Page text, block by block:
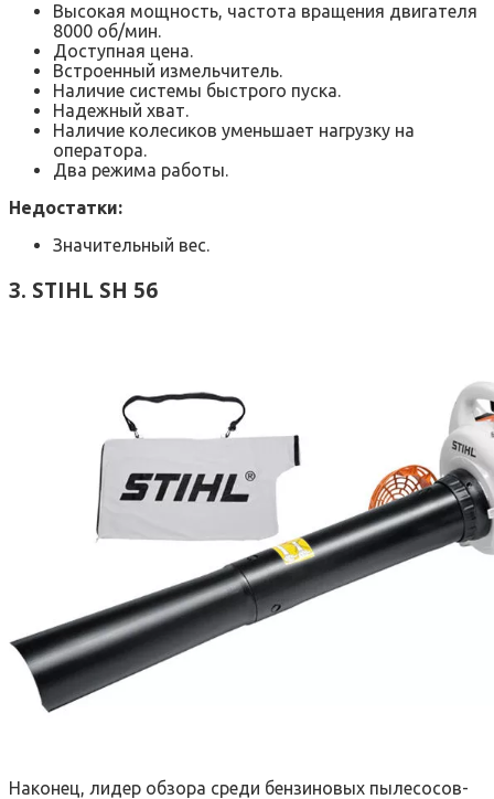
Высокая мощность, частота вращения двигателя
8000 об/мин.
Доступная цена.
Встроенный измельчитель.
Наличие системы быстрого пуска.
Надежный хват.
Наличие колесиков уменьшает нагрузку на
оператора.
Два режима работы.
Недостатки:
Значительный вес.
3. STIHL SH 56
Наконец, лидер обзора среди бензиновых пылесосов-